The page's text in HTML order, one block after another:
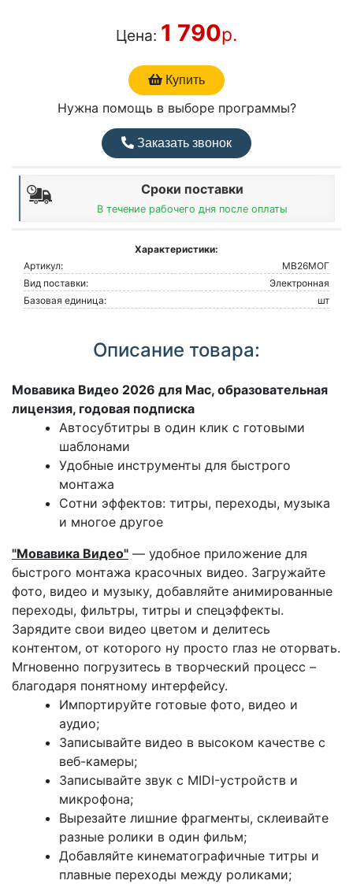
Цена: 1 790р.
Купить
Нужна помощь в выборе программы?
Заказать звонок
Сроки поставки
В течение рабочего дня после оплаты
Характеристики:
Артикул:
МВ26МОГ
Вид поставки:
Электронная
Базовая единица:
шт
Описание товара:
Мовавика Видео 2026 для Мас, образовательная
лицензия, годовая подписка
Автосубтитры в один клик с готовыми
шаблонами
Удобные инструменты для быстрого
монтажа
Сотни эффектов: титры, переходы, музыка
и многое другое
"Мовавика Видео" — удобное приложение для
быстрого монтажа красочных видео. Загружайте
фото, видео и музыку, добавляйте анимированные
переходы, фильтры, титры и спецэффекты.
Зарядите свои видео цветом и делитесь
контентом, от которого ну просто глаз не оторвать.
Мгновенно погрузитесь в творческий процесс –
благодаря понятному интерфейсу.
Импортируйте готовые фото, видео и
аудио;
Записывайте видео в высоком качестве с
веб-камеры;
Записывайте звук с MIDI-устройств и
микрофона;
Вырезайте лишние фрагменты, склеивайте
разные ролики в один фильм;
Добавляйте кинематографичные титры и
плавные переходы между роликами;